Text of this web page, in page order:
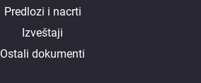
Predlozi i nacrti
Izveštaji
Ostali dokumenti